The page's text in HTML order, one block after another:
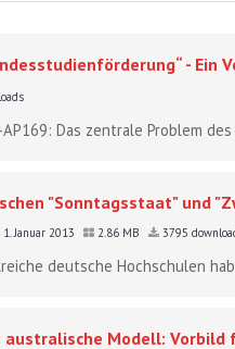
- Ein
AP169: Das zentrale Problem
"Sonntagsstaat" und
1. Januar 2013 2.86 MB 3795
deutsche Hochschulen
australische Modell: